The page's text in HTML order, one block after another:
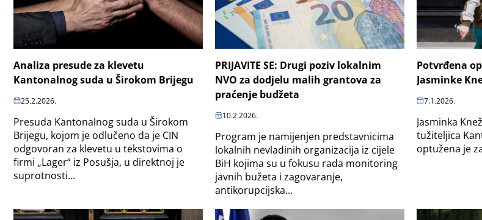
Analiza presude za klevetu
Kantonalnog suda u Širokom Brijegu
25.2.2026.
Presuda Kantonalnog suda u Širokom
Brijegu, kojom je odlučeno da je CIN
odgovoran za klevetu u tekstovima o
firmi „Lager“ iz Posušja, u direktnoj je
suprotnosti...
PRIJAVITE SE: Drugi poziv lokalnim
NVO za dodjelu malih grantova za
praćenje budžeta
10.2.2026.
Program je namijenjen predstavnicima
lokalnih nevladinih organizacija iz cijele
BiH kojima su u fokusu rada monitoring
javnih bužeta i zagovaranje,
antikorupcijska...
Potvrđena
Jasminke
7.1.2026.
Jasminka
tužiteljica
optužena je